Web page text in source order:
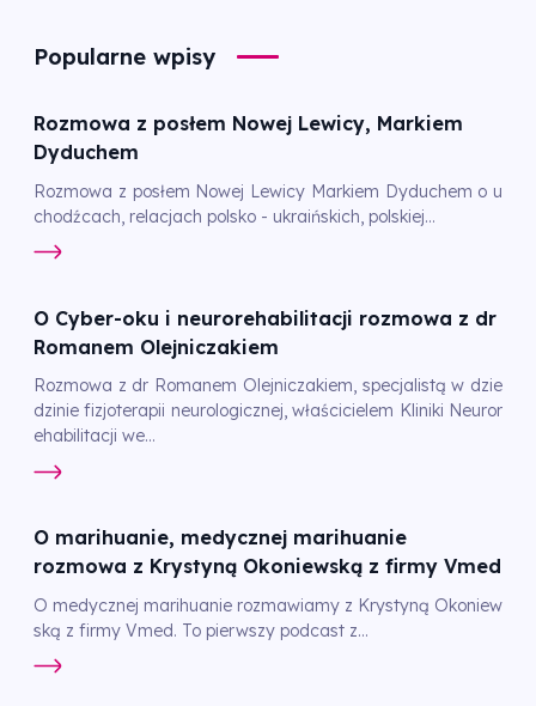
Popularne wpisy
Rozmowa z posłem Nowej Lewicy, Markiem
Dyduchem
Rozmowa z posłem Nowej Lewicy Markiem Dyduchem o u
chodźcach, relacjach polsko - ukraińskich, polskiej...
O Cyber-oku i neurorehabilitacji rozmowa z dr
Romanem Olejniczakiem
Rozmowa z dr Romanem Olejniczakiem, specjalistą w dzie
dzinie fizjoterapii neurologicznej, właścicielem Kliniki Neuror
ehabilitacji we...
O marihuanie, medycznej marihuanie
rozmowa z Krystyną Okoniewską z firmy Vmed
O medycznej marihuanie rozmawiamy z Krystyną Okoniew
ską z firmy Vmed. To pierwszy podcast z...